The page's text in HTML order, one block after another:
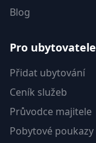
Blog
Pro ubytovatele
Přidat ubytování
Ceník služeb
Průvodce majitele
Pobytové poukazy